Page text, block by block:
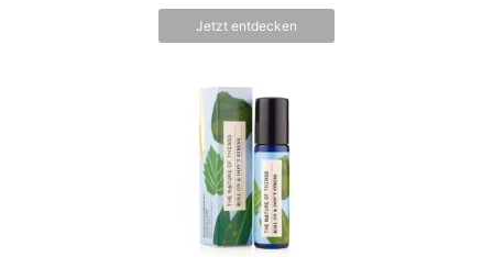
Jetzt entdecken